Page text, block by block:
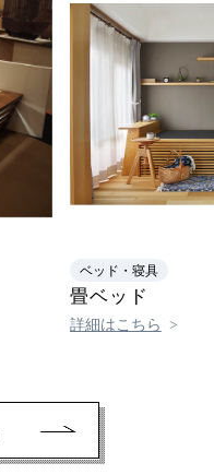
ベッド・寝具
畳ベッド
詳細はこちら